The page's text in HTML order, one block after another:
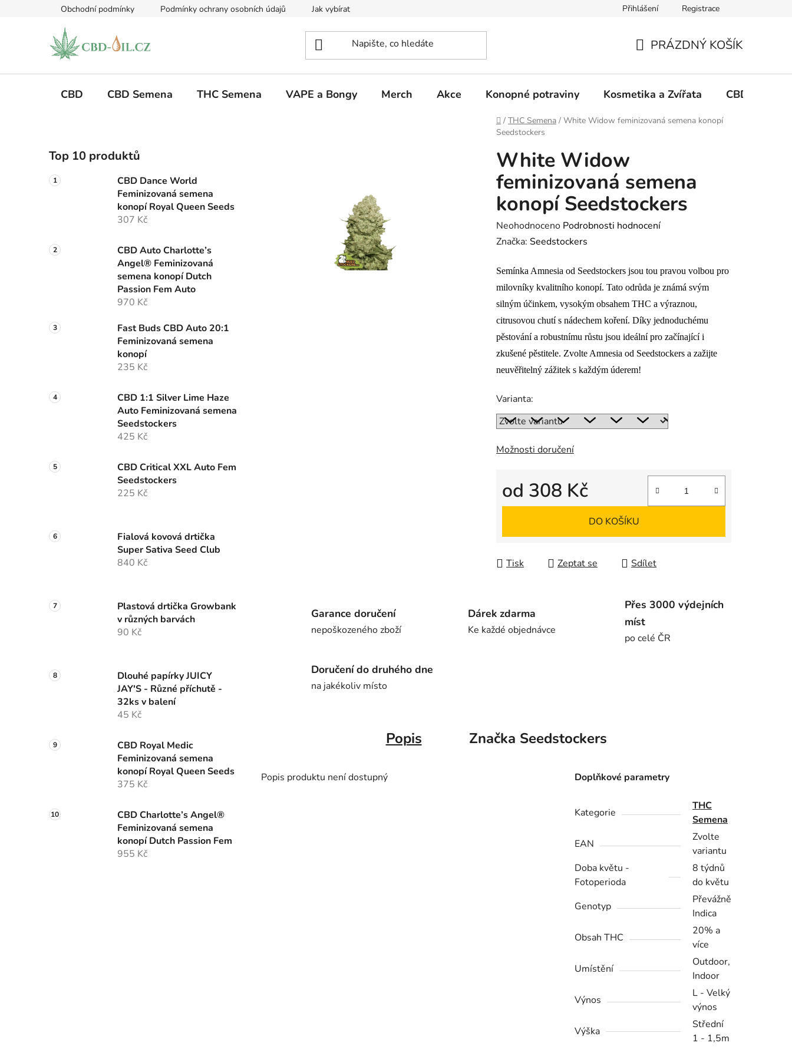
Obchodní podmínky Podmínky ochrany osobních údajů Jak vybírat Přihlášení Registrace
KOŠÍK
PRÁZDNÝ KOŠÍK
CBD CBD Semena THC Semena VAPE a Bongy Merch Akce Konopné potraviny Kosmetika a Zvířata CBD
Domů
/ THC Semena / White Widow feminizovaná semena konopí
Seedstockers
o
s
t
n
e
Top 10 produktů
CBD Dance World
Feminizovaná semena
konopí Royal Queen Seeds
307 Kč
CBD Auto Charlotte’s
Angel® Feminizovaná
semena konopí Dutch
Passion Fem Auto
970 Kč
Fast Buds CBD Auto 20:1
Feminizovaná semena
konopí
235 Kč
CBD 1:1 Silver Lime Haze
Auto Feminizovaná semena
Seedstockers
425 Kč
CBD Critical XXL Auto Fem
Seedstockers
225 Kč
Fialová kovová drtička
Super Sativa Seed Club
840 Kč
Plastová drtička Growbank
v různých barvách
90 Kč
Dlouhé papírky JUICY
JAY'S - Různé příchutě -
32ks v balení
45 Kč
CBD Royal Medic
Feminizovaná semena
konopí Royal Queen Seeds
375 Kč
CBD Charlotte’s Angel®
Feminizovaná semena
konopí Dutch Passion Fem
955 Kč
White Widow
feminizovaná semena
konopí Seedstockers
Průměrné
hodnocení
je
0,0
z
5
hvězdiček.
Neohodnoceno Podrobnosti hodnocení
Značka: Seedstockers
Semínka Amnesia od Seedstockers jsou tou pravou volbou pro
milovníky kvalitního konopí. Tato odrůda je známá svým
silným účinkem, vysokým obsahem THC a výraznou,
citrusovou chutí s nádechem koření. Díky jednoduchému
pěstování a robustnímu růstu jsou ideální pro začínající i
zkušené pěstitele. Zvolte Amnesia od Seedstockers a zažijte
neuvěřitelný zážitek s každým úderem!
Varianta:
Možnosti doručení
od 308 Kč
Měrná cena:
DO KOŠÍKU
Tisk Zeptat se Sdílet
Garance doručení
nepoškozeného zboží
Dárek zdarma
Ke každé objednávce
Přes 3000 výdejních
míst
po celé ČR
Doručení do druhého dne
na jakékoliv místo
Popis Značka Seedstockers
Popis produktu není dostupný Doplňkové parametry
Kategorie
THC
Semena
EAN
Zvolte
variantu
Doba květu -
Fotoperioda
8 týdnů
do květu
Genotyp
Převážně
Indica
Obsah THC
20% a
více
Umístění
Outdoor,
Indoor
Výnos
L - Velký
výnos
Výška
Střední
1 - 1,5m